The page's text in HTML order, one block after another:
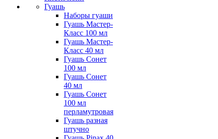
Гуашь
Наборы гуаши
Гуашь Мастер-
Класс 100 мл
Гуашь Мастер-
Класс 40 мл
Гуашь Сонет
100 мл
Гуашь Сонет
40 мл
Гуашь Сонет
100 мл
перламутровая
Гуашь разная
штучно